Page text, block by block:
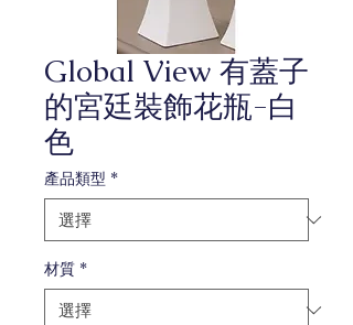
Global View 有蓋子
的宮廷裝飾花瓶-白
色
產品類型 *
材質 *